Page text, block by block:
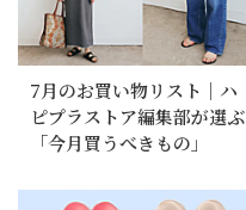
7月のお買い物リスト｜ハ
ピプラストア編集部が選ぶ
「今月買うべきもの」